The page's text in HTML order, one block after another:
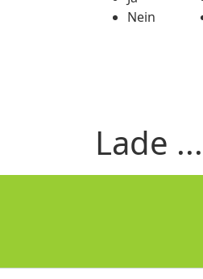
Nein
Lade ...